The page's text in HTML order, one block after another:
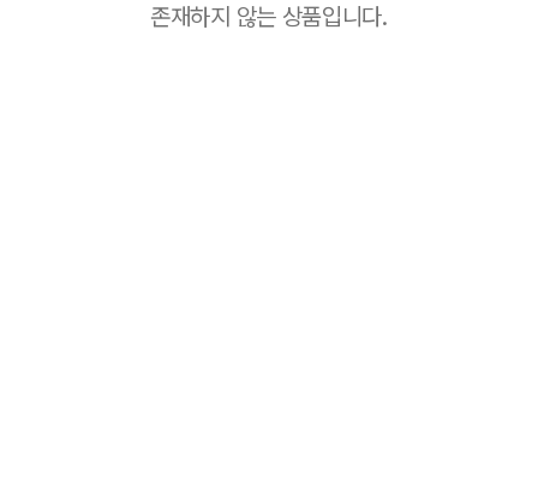
존재하지 않는 상품입니다.